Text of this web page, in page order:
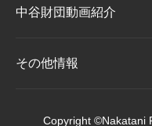
理事長挨拶
設立趣意書
中谷財団事業紹介
中谷賞
中谷財団動画紹介
その他情報
Copyright ©Nakatani